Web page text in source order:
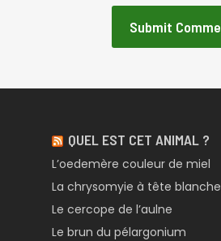
QUEL EST CET ANIMAL ?
L’oedemère couleur de miel
La chrysomyie à tête blanche
Le cercope de l’aulne
Le brun du pélargonium